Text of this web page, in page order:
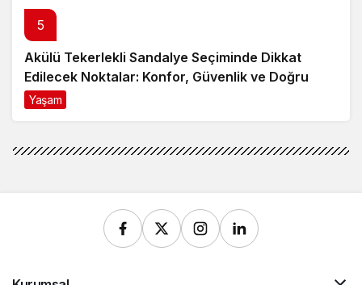
5
Akülü Tekerlekli Sandalye Seçiminde Dikkat
Edilecek Noktalar: Konfor, Güvenlik ve Doğru
Model Tercihi
Yaşam